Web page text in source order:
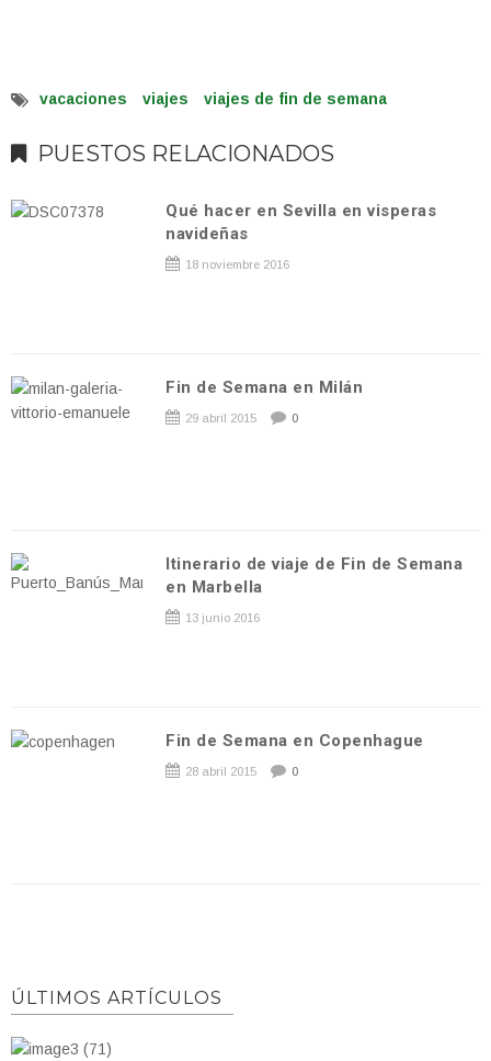
vacaciones viajes viajes de fin de semana
PUESTOS RELACIONADOS
Qué hacer en Sevilla en visperas
navideñas
18 noviembre 2016
Fin de Semana en Milán
29 abril 2015 0
Itinerario de viaje de Fin de Semana
en Marbella
13 junio 2016
Fin de Semana en Copenhague
28 abril 2015 0
ÚLTIMOS ARTÍCULOS